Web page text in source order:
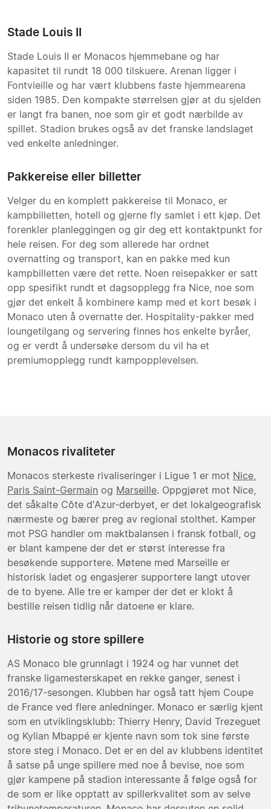
Stade Louis II
Stade Louis II er Monacos hjemmebane og har
kapasitet til rundt 18 000 tilskuere. Arenan ligger i
Fontvieille og har vært klubbens faste hjemmearena
siden 1985. Den kompakte størrelsen gjør at du sjelden
er langt fra banen, noe som gir et godt nærbilde av
spillet. Stadion brukes også av det franske landslaget
ved enkelte anledninger.
Pakkereise eller billetter
Velger du en komplett pakkereise til Monaco, er
kampbilletten, hotell og gjerne fly samlet i ett kjøp. Det
forenkler planleggingen og gir deg ett kontaktpunkt for
hele reisen. For deg som allerede har ordnet
overnatting og transport, kan en pakke med kun
kampbilletten være det rette. Noen reisepakker er satt
opp spesifikt rundt et dagsopplegg fra Nice, noe som
gjør det enkelt å kombinere kamp med et kort besøk i
Monaco uten å overnatte der. Hospitality-pakker med
loungetilgang og servering finnes hos enkelte byråer,
og er verdt å undersøke dersom du vil ha et
premiumopplegg rundt kampopplevelsen.
Monacos rivaliteter
Monacos sterkeste rivaliseringer i Ligue 1 er mot Nice
Paris Saint-Germain og Marseille. Oppgjøret mot Nice,
det såkalte Côte d'Azur-derbyet, er det lokalgeografisk
nærmeste og bærer preg av regional stolthet. Kamper
mot PSG handler om maktbalansen i fransk fotball, og
er blant kampene der det er størst interesse fra
besøkende supportere. Møtene med Marseille er
historisk ladet og engasjerer supportere langt utover
de to byene. Alle tre er kamper der det er klokt å
bestille reisen tidlig når datoene er klare.
Historie og store spillere
AS Monaco ble grunnlagt i 1924 og har vunnet det
franske ligamesterskapet en rekke ganger, senest i
2016/17-sesongen. Klubben har også tatt hjem Coupe
de France ved flere anledninger. Monaco er særlig kjent
som en utviklingsklubb: Thierry Henry, David Trezeguet
og Kylian Mbappé er kjente navn som tok sine første
store steg i Monaco. Det er en del av klubbens identitet
å satse på unge spillere med noe å bevise, noe som
gjør kampene på stadion interessante å følge også for
de som er like opptatt av spillerkvalitet som av selve